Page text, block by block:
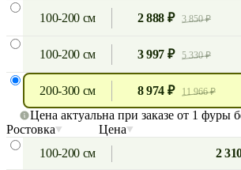
100-200 см
2 888 ₽ 3 850 ₽
100-200 см 3 997 ₽ 5 330 ₽
200-300 см 8 974 ₽ 11 966 ₽
Цена актуальна при заказе от 1 фуры
Ростовка
Цена
100-200 см
2